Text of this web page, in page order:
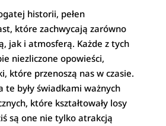
historii, pełen
które zachwycają zarówno
jak i atmosferą. Każde z tych
niezliczone opowieści,
które przenoszą nas w czasie.
te były świadkami ważnych
które kształtowały losy
są one nie tylko atrakcją